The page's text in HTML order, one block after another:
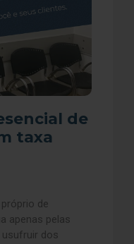
de
taxa
de
apenas pelas
usufruir dos